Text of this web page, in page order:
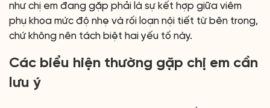
như chị em đang gặp phải là sự kết hợp giữa viêm
phụ khoa mức độ nhẹ và rối loạn nội tiết từ bên trong,
chứ không nên tách biệt hai yếu tố này.
Các biểu hiện thường gặp chị em cần
lưu ý